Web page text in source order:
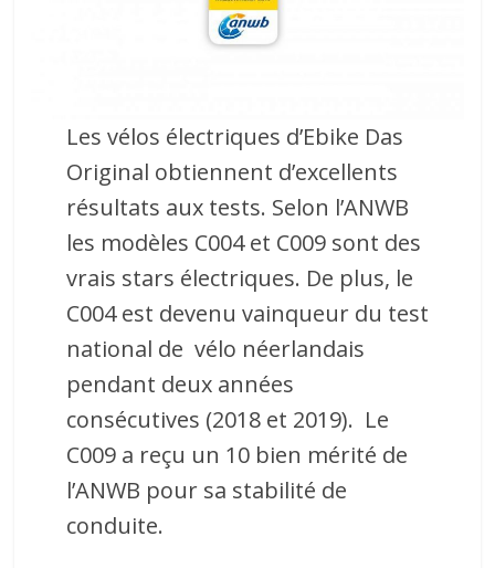
Les vélos électriques d’Ebike Das
Original obtiennent d’excellents
résultats aux tests. Selon l’ANWB
les modèles C004 et C009 sont des
vrais stars électriques. De plus, le
C004 est devenu vainqueur du test
national de vélo néerlandais
pendant deux années
consécutives (2018 et 2019). Le
C009 a reçu un 10 bien mérité de
l’ANWB pour sa stabilité de
conduite.